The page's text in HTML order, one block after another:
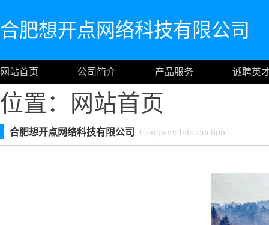
合肥想开点网络科技有限公司
网站首页 公司简介 产品服务 诚聘英
位置： 网站首页
合肥想开点网络科技有限公司 Company Introduction